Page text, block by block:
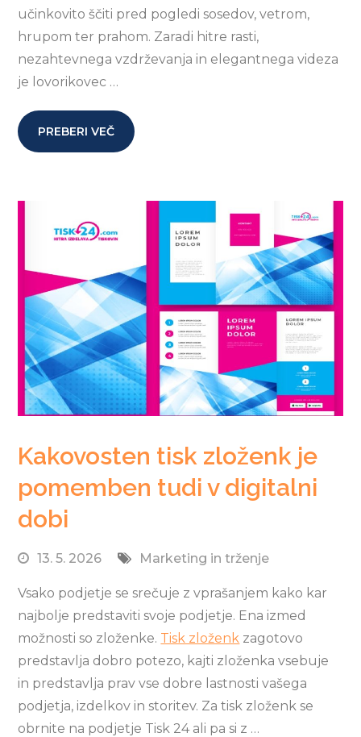
učinkovito ščiti pred pogledi sosedov, vetrom,
hrupom ter prahom. Zaradi hitre rasti,
nezahtevnega vzdrževanja in elegantnega videza
je lovorikovec …
PREBERI VEČ
Kakovosten tisk zloženk je
pomemben tudi v digitalni
dobi
13. 5. 2026 Marketing in trženje
Vsako podjetje se srečuje z vprašanjem kako kar
najbolje predstaviti svoje podjetje. Ena izmed
možnosti so zloženke. Tisk zloženk zagotovo
predstavlja dobro potezo, kajti zloženka vsebuje
in predstavlja prav vse dobre lastnosti vašega
podjetja, izdelkov in storitev. Za tisk zloženk se
obrnite na podjetje Tisk 24 ali pa si z …